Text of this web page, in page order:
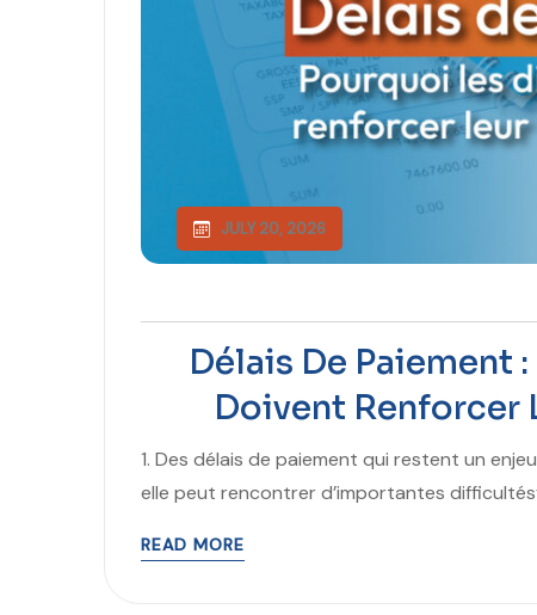
Délais De Paiement
Doivent Renforcer
JULY 20, 2026
1. Des délais de paiement qui restent un
elle peut rencontrer d’importantes
READ MORE